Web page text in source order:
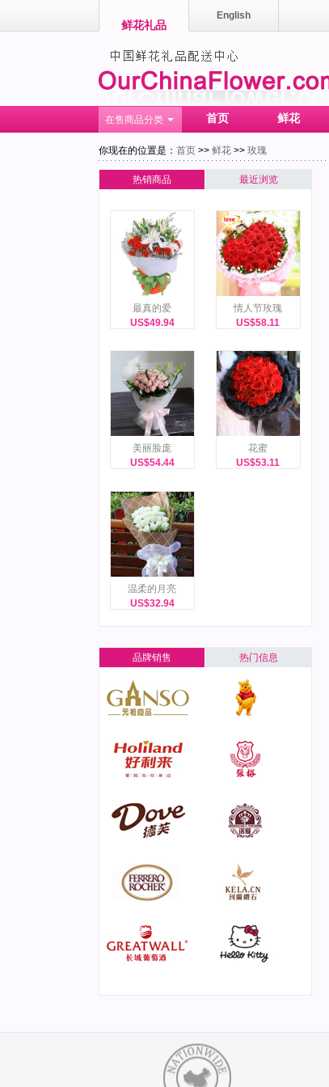
鲜花礼品
English
在售商品分类 首页 鲜花
你现在的位置是： 首页 >> 鲜花 >> 玫瑰
热销商品 最近浏览
最真的爱
US$49.94
情人节玫瑰
US$58.11
美丽脸庞
US$54.44
花蜜
US$53.11
温柔的月亮
US$32.94
品牌销售 热门信息